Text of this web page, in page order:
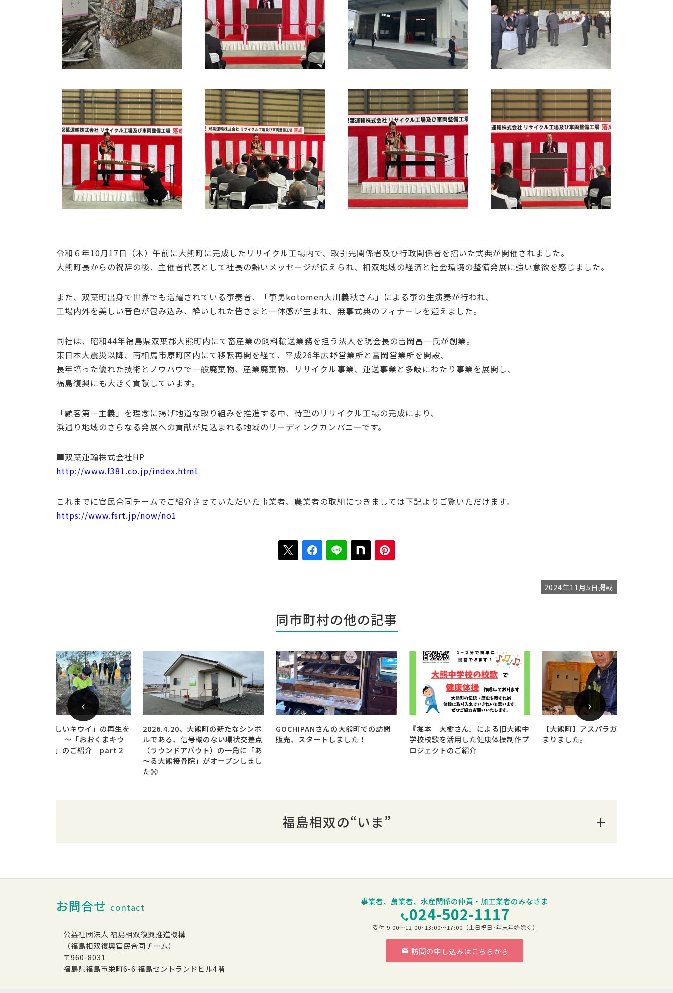
令和６年10月17日（木）午前に大熊町に完成したリサイクル工場内で、取引先関係者及び行政関係者を招いた式典が開催されました。
大熊町長からの祝辞の後、主催者代表として社長の熱いメッセージが伝えられ、相双地域の経済と社会環境の整備発展に強い意欲を感じました。
また、双葉町出身で世界でも活躍されている箏奏者、「箏男kotomen大川義秋さん」による箏の生演奏が行われ、
工場内外を美しい音色が包み込み、酔いしれた皆さまと一体感が生まれ、無事式典のフィナーレを迎えました。
同社は、昭和44年福島県双葉郡大熊町内にて畜産業の飼料輸送業務を担う法人を現会長の吉岡昌一氏が創業。
東日本大震災以降、南相馬市原町区内にて移転再開を経て、平成26年広野営業所と富岡営業所を開設、
長年培った優れた技術とノウハウで一般廃棄物、産業廃棄物、リサイクル事業、運送事業と多岐にわたり事業を展開し、
福島復興にも大きく貢献しています。
「顧客第一主義」を理念に掲げ地道な取り組みを推進する中、待望のリサイクル工場の完成により、
浜通り地域のさらなる発展への貢献が見込まれる地域のリーディングカンパニーです。
■双葉運輸株式会社HP
http://www.f381.co.jp/index.html
これまでに官民合同チームでご紹介させていただいた事業者、農業者の取組につきましては下記よりご覧いただけます。
https://www.fsrt.jp/now/no1
2024年11月5日掲載
同市町村の他の記事
2026.4.20、大熊町の新たなシンボ
ルである、信号機のない環状交差点
（ラウンドアバウト）の一角に「あ
GOCHIPANさんの大熊町での訪問
販売、スタートしました！
『堀本 大樹さん』による旧大熊中
学校校歌を活用した健康体操制作プ
【大熊町】アスパラガスの出荷が始
まりました。
【インフォメーション】茨城県笠間
市の古民家でつくる“笠間の花”の新
‹ ›
福島相双の“いま”
お問合せ contact
公益社団法人 福島相双復興推進機構
（福島相双復興官民合同チーム）
〒960-8031
福島県福島市栄町6-6 福島セントランドビル4階
事業者、農業者、水産関係の仲買・加工業者のみなさま
024-502-1117
受付 9:00～12:00･13:00～17:00（土日祝日･年末年始除く）
訪問の申し込みはこちらから